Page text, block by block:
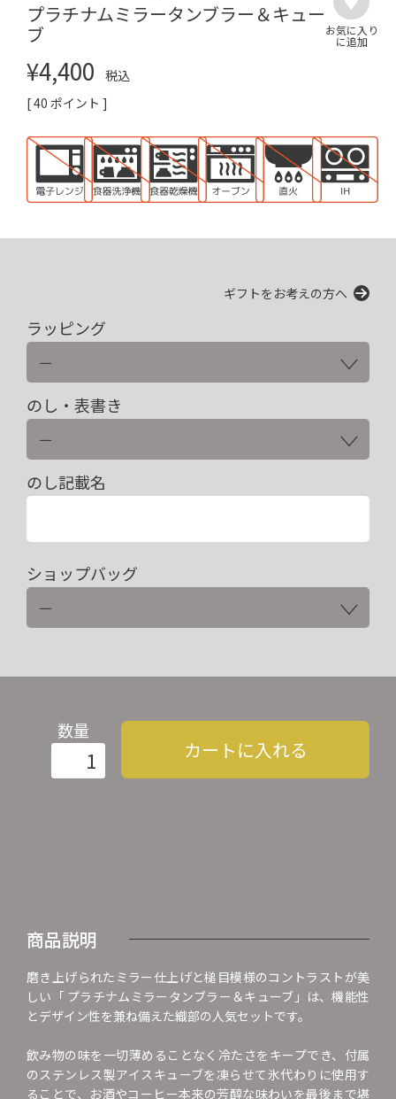
プラチナムミラータンブラー＆キュー
ブ
¥4,400
税込
[40 ポイント ]
ギフトをお考えの方へ
ラッピング
のし・表書き
のし記載名
ショップバッグ
数量
カートに入れる
商品説明
磨き上げられたミラー仕上げと槌目模様のコントラストが美
しい「 プラチナムミラータンブラー＆キューブ」は、機能性
とデザイン性を兼ね備えた織部の人気セットです。
飲み物の味を一切薄めることなく冷たさをキープでき、付属
のステンレス製アイスキューブを凍らせて氷代わりに使用す
ることで、お酒やコーヒー本来の芳醇な味わいを最後まで堪